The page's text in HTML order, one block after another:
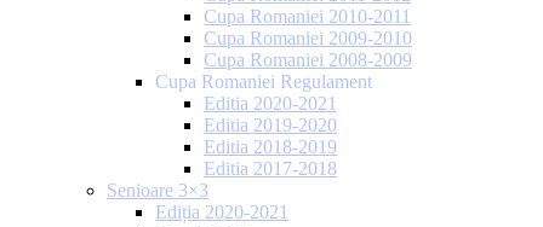
Cupa Romaniei 2010-2011
Cupa Romaniei 2009-2010
Cupa Romaniei 2008-2009
Cupa Romaniei Regulament
Editia 2020-2021
Editia 2019-2020
Editia 2018-2019
Editia 2017-2018
Senioare 3×3
Ediția 2020-2021